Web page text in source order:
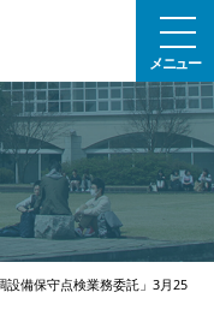
メニュー
設備保守点検業務委託」3月25